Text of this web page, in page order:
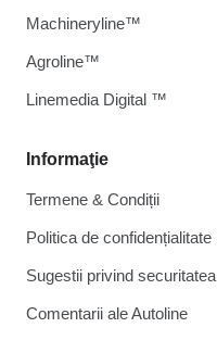
Informaţie
Termene & Condiții
Politica de confidențialitate
Sugestii privind securitatea
Comentarii ale Autoline
Machineryline™
Agroline™
Linemedia Digital ™